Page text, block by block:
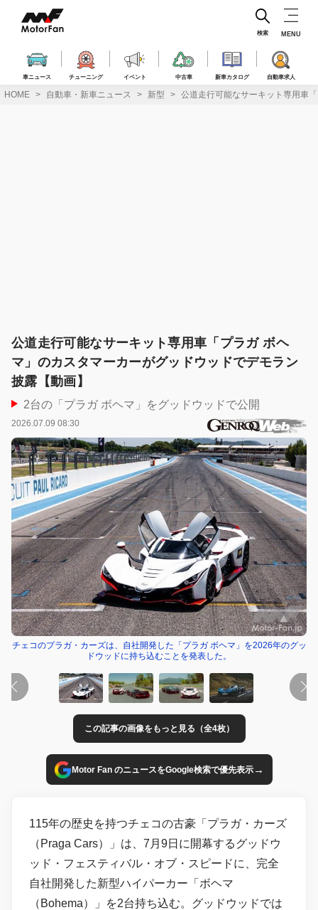
ス
車ニュース チューニング イベント 中古車 新車カタログ 自動車求人
検索 MENU
HOME 自動車・新車ニュース 新型 公道走行可能なサーキット専用車
公道走行可能なサーキット専用車「プラガ ボヘ
マ」のカスタマーカーがグッドウッドでデモラン
披露【動画】
2台の「プラガ ボヘマ」をグッドウッドで公開
2026.07.09 08:30
チェコのプラガ・カーズは、自社開発した「プラガ ボヘマ」を2026年のグッ
ドウッドに持ち込むことを発表した。
この記事の画像をもっと見る（全4枚）
Motor Fan のニュースをGoogle検索で優先表示→
115年の歴史を持つチェコの古豪「プラガ・カーズ
（Praga Cars）」は、7月9日に開幕するグッドウ
ッド・フェスティバル・オブ・スピードに、完全
自社開発した新型ハイパーカー「ボヘマ
（Bohema）」を2台持ち込む。グッドウッドでは